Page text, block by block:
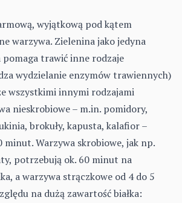
wyjątkową pod kątem
warzywa. Zielenina jako jedyna
trawić inne rodzaje
wydzielanie enzymów trawiennych)
wszystkimi innymi rodzajami
nieskrobiowe – m.in. pomidory,
brokuły, kapusta, kalafior –
minut. Warzywa skrobiowe, jak np.
potrzebują ok. 60 minut na
a warzywa strączkowe od 4 do 5
na dużą zawartość białka: